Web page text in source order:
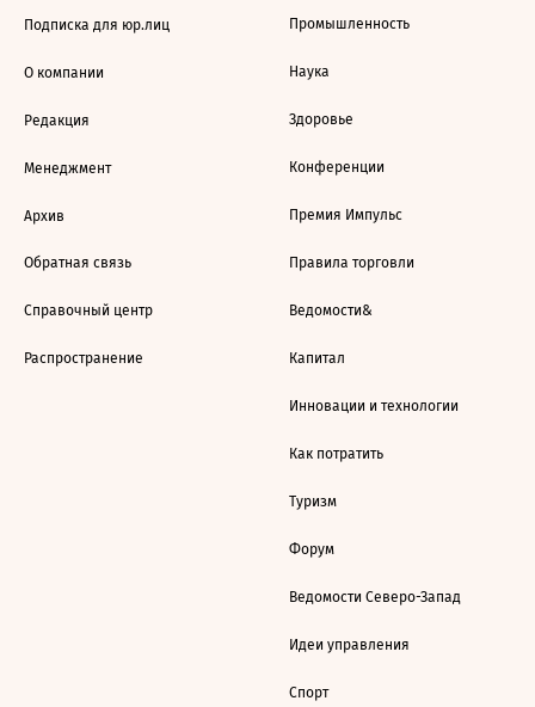
Подписка для юр.лиц
О компании
Редакция
Менеджмент
Архив
Обратная связь
Справочный центр
Распространение
Промышленность
Наука
Здоровье
Конференции
Премия Импульс
Правила торговли
Ведомости&
Капитал
Инновации и технологии
Как потратить
Туризм
Форум
Ведомости Северо-Запад
Идеи управления
Спорт